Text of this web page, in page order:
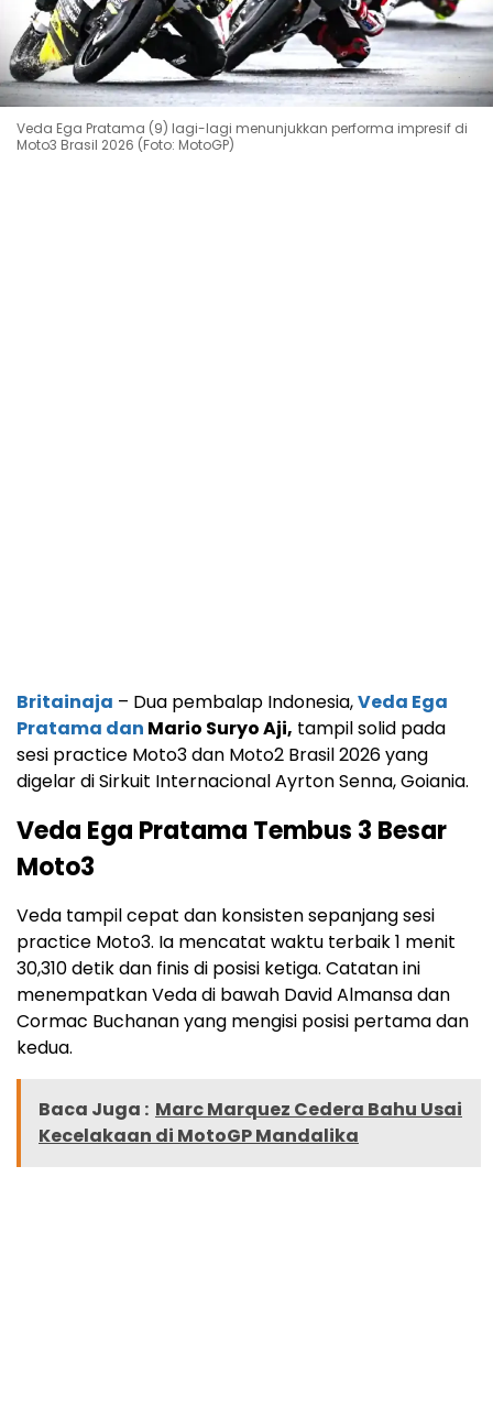
Veda Ega Pratama (9) lagi-lagi menunjukkan performa impresif di
Moto3 Brasil 2026 (Foto: MotoGP)
Britainaja – Dua pembalap Indonesia,Veda Ega
Pratama dan Mario Suryo Aji, tampil solid pada
sesi practice Moto3 dan Moto2 Brasil 2026 yang
digelar di Sirkuit Internacional Ayrton Senna, Goiania.
Veda Ega Pratama Tembus 3 Besar
Moto3
Veda tampil cepat dan konsisten sepanjang sesi
practice Moto3. Ia mencatat waktu terbaik 1 menit
30,310 detik dan finis di posisi ketiga. Catatan ini
menempatkan Veda di bawah David Almansa dan
Cormac Buchanan yang mengisi posisi pertama dan
kedua.
Baca Juga : Marc Marquez Cedera Bahu Usai
Kecelakaan di MotoGP Mandalika